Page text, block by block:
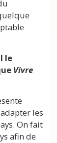
le
Vivre
les
On fait
afin de